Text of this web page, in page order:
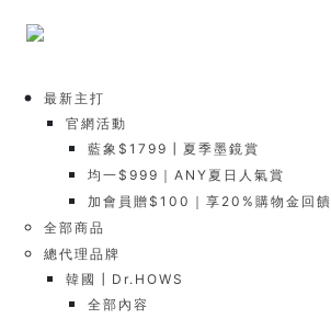
最新主打
官網活動
藍象$1799┃夏季墨鏡賞
均一$999｜ANY夏日人氣賞
加會員贈$100｜享20%購物金回饋
全部商品
總代理品牌
韓國┃Dr.HOWS
全部內容